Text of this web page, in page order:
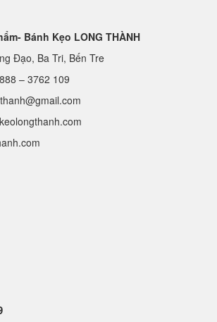
Bánh Kẹo LONG THÀNH
Đạo, Ba Tri, Bến Tre
– 3762 109